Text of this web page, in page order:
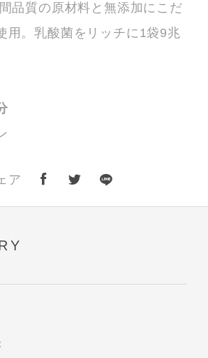
品質の原材料と無添加にこだ
用。乳酸菌をリッチに1袋9兆
ア